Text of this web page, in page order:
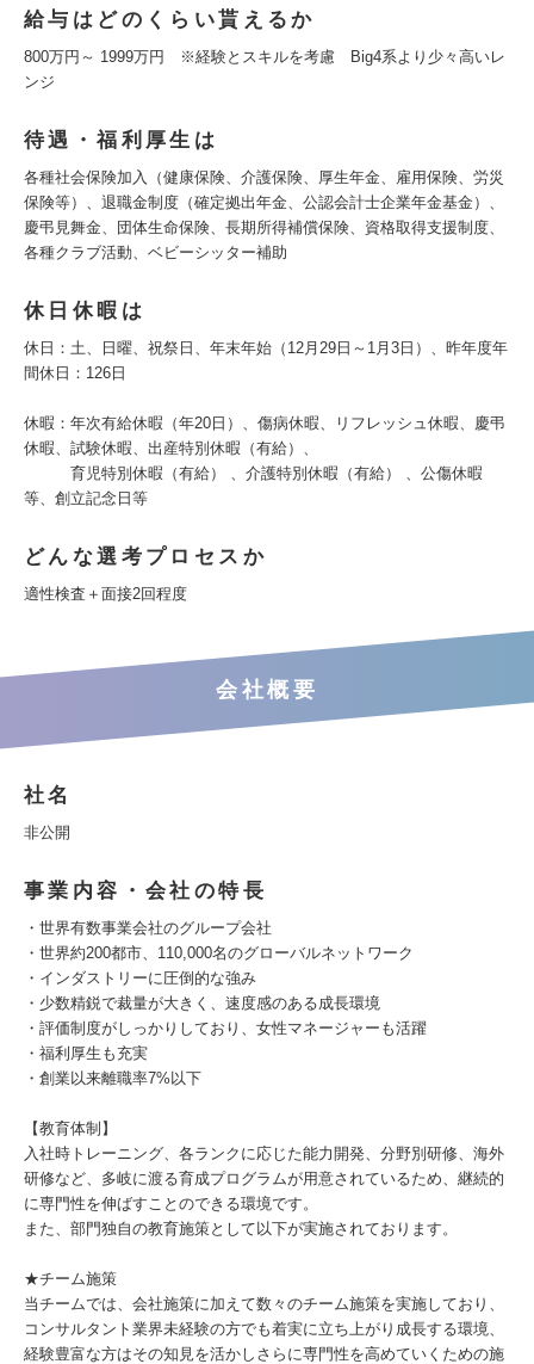
給与はどのくらい貰えるか
800万円～ 1999万円 ※経験とスキルを考慮 Big4系より少々高いレ
ンジ
待遇・福利厚生は
各種社会保険加入（健康保険、介護保険、厚生年金、雇用保険、労災
保険等）、退職金制度（確定拠出年金、公認会計士企業年金基金）、
慶弔見舞金、団体生命保険、長期所得補償保険、資格取得支援制度、
各種クラブ活動、ベビーシッター補助
休日休暇は
休日：土、日曜、祝祭日、年末年始（12月29日～1月3日）、昨年度年
間休日：126日
休暇：年次有給休暇（年20日）、傷病休暇、リフレッシュ休暇、慶弔
休暇、試験休暇、出産特別休暇（有給）、
育児特別休暇（有給） 、介護特別休暇（有給） 、公傷休暇
等、創立記念日等
どんな選考プロセスか
適性検査＋面接2回程度
会社概要
社名
非公開
事業内容・会社の特長
・世界有数事業会社のグループ会社
・世界約200都市、110,000名のグローバルネットワーク
・インダストリーに圧倒的な強み
・少数精鋭で裁量が大きく、速度感のある成長環境
・評価制度がしっかりしており、女性マネージャーも活躍
・福利厚生も充実
・創業以来離職率7%以下
【教育体制】
入社時トレーニング、各ランクに応じた能力開発、分野別研修、海外
研修など、多岐に渡る育成プログラムが用意されているため、継続的
に専門性を伸ばすことのできる環境です。
また、部門独自の教育施策として以下が実施されております。
★チーム施策
当チームでは、会社施策に加えて数々のチーム施策を実施しており、
コンサルタント業界未経験の方でも着実に立ち上がり成長する環境、
経験豊富な方はその知見を活かしさらに専門性を高めていくための施